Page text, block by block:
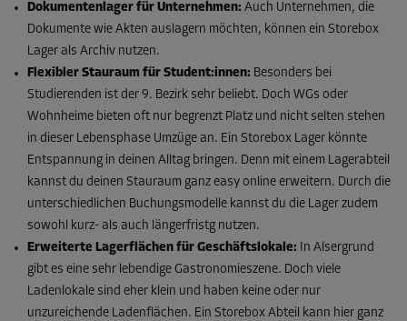
Dokumentenlager für Unternehmen: Auch Unternehmen, die
Dokumente wie Akten auslagern möchten, können ein Storebox
Lager als Archiv nutzen.
Flexibler Stauraum für Student:innen: Besonders bei
Studierenden ist der 9. Bezirk sehr beliebt. Doch WGs oder
Wohnheime bieten oft nur begrenzt Platz und nicht selten stehen
in dieser Lebensphase Umzüge an. Ein Storebox Lager könnte
Entspannung in deinen Alltag bringen. Denn mit einem Lagerabteil
kannst du deinen Stauraum ganz easy online erweitern. Durch die
unterschiedlichen Buchungsmodelle kannst du die Lager zudem
sowohl kurz- als auch längerfristg nutzen.
Erweiterte Lagerflächen für Geschäftslokale: In Alsergrund
gibt es eine sehr lebendige Gastronomieszene. Doch viele
Ladenlokale sind eher klein und haben keine oder nur
unzureichende Ladenflächen. Ein Storebox Abteil kann hier ganz